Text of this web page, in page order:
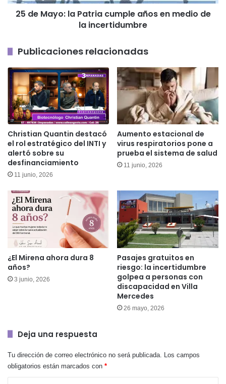
medio
25 de Mayo: la Patria cumple años en medio de
la incertidumbre
Publicaciones relacionadas
Christian Quantin destacó
el rol estratégico del INTI y
alertó sobre su
desfinanciamiento
11 junio, 2026
Aumento estacional de
virus respiratorios pone a
prueba el sistema de salud
11 junio, 2026
¿El Mirena ahora dura 8
años?
3 junio, 2026
Pasajes gratuitos en
riesgo: la incertidumbre
golpea a personas con
discapacidad en Villa
Mercedes
26 mayo, 2026
Deja una respuesta
Tu dirección de correo electrónico no será publicada. Los campos
obligatorios están marcados con *